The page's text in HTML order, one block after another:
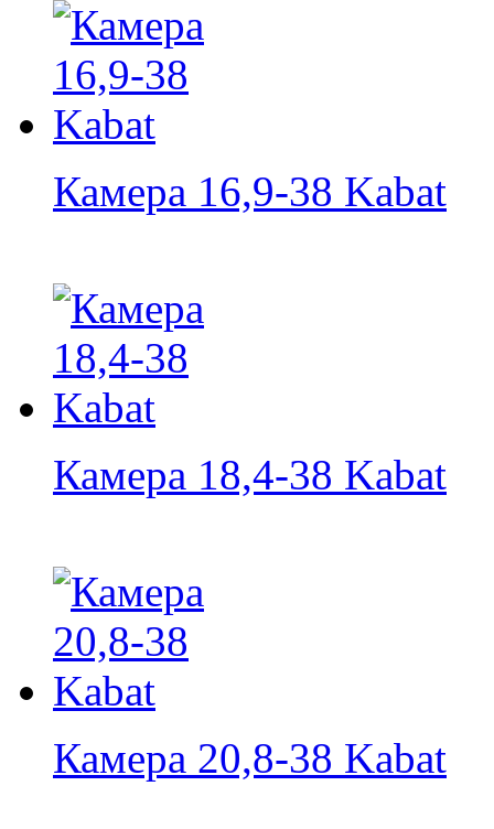
Камера 16,9-38 Kabat
Камера 18,4-38 Kabat
Камера 20,8-38 Kabat